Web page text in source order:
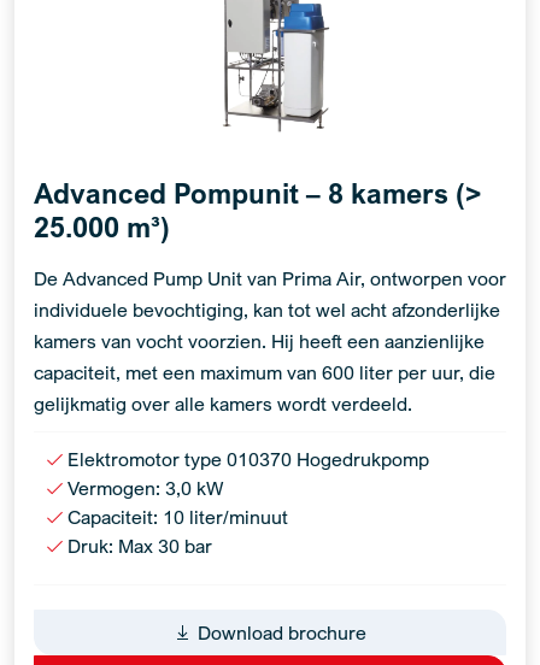
Advanced Pompunit – 8 kamers (>
25.000 m³)
De Advanced Pump Unit van Prima Air, ontworpen voor
individuele bevochtiging, kan tot wel acht afzonderlijke
kamers van vocht voorzien. Hij heeft een aanzienlijke
capaciteit, met een maximum van 600 liter per uur, die
gelijkmatig over alle kamers wordt verdeeld.
Elektromotor type 010370 Hogedrukpomp
Vermogen: 3,0 kW
Capaciteit: 10 liter/minuut
Druk: Max 30 bar
Download brochure